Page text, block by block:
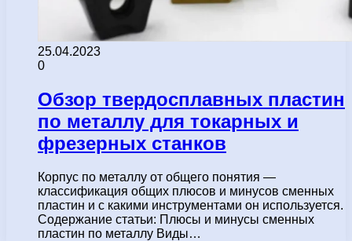
25.04.2023
0
Обзор твердосплавных пластин
по металлу для токарных и
фрезерных станков
Корпус по металлу от общего понятия —
классификация общих плюсов и минусов сменных
пластин и с какими инструментами он используется.
Содержание статьи: Плюсы и минусы сменных
пластин по металлу Виды…